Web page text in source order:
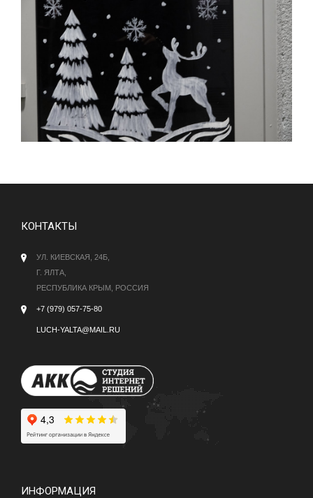
КОНТАКТЫ
УЛ. КИЕВСКАЯ, 24Б,
Г. ЯЛТА,
РЕСПУБЛИКА КРЫМ, РОССИЯ
+7 (979) 057-75-80
LUCH-YALTA@MAIL.RU
ИНФОРМАЦИЯ